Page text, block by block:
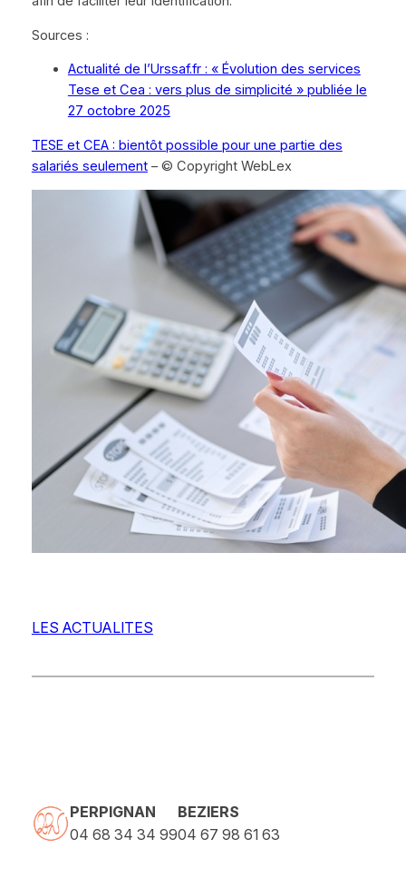
Sources :
Actualité de l’Urssaf.fr : « Évolution des services
Tese et Cea : vers plus de simplicité » publiée le
27 octobre 2025
TESE et CEA : bientôt possible pour une partie des
salariés seulement– © Copyright WebLex
LES ACTUALITES
PERPIGNAN
04 68 34 34 99
BEZIERS
04 67 98 61 63